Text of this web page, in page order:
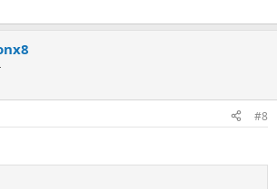
#8